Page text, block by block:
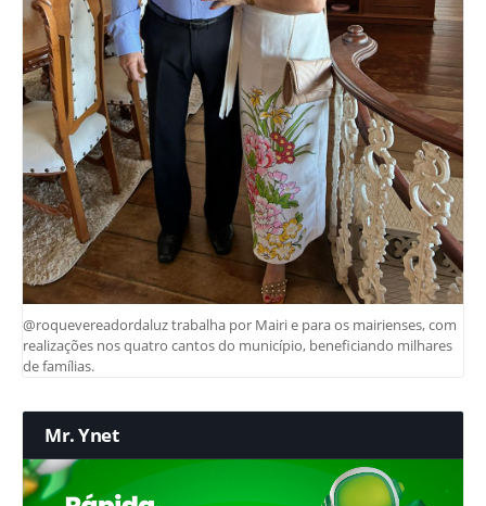
@roquevereadordaluz trabalha por Mairi e para os mairienses, com
realizações nos quatro cantos do município, beneficiando milhares
de famílias.
Mr. Ynet